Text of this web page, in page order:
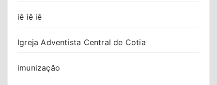
iê iê iê
Igreja Adventista Central de Cotia
imunização